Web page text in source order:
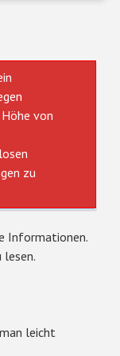
von
zu
Informationen.
leicht